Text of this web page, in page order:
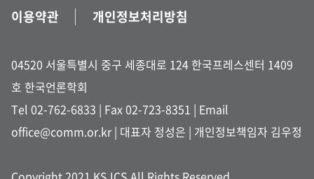
이용약관 개인정보처리방침
04520 서울특별시 중구 세종대로 124 한국프레스센터 1409
호 한국언론학회
Tel 02-762-6833 | Fax 02-723-8351 | Email
office@comm.or.kr | 대표자 정성은 | 개인정보책임자 김우정